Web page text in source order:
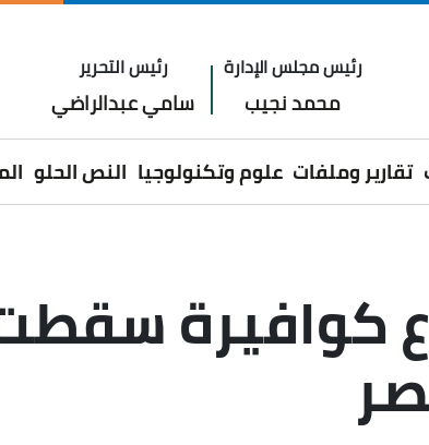
رئيس مجلس الإدارة
محمد نجيب
رئيس التحرير
سامي عبدالراضي
تقارير وملفات علوم وتكنولوجيا النص الحلو
كوافيرة